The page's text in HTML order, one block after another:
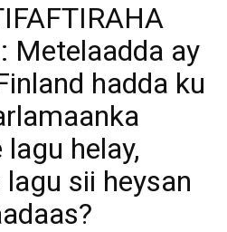
Metelaadda ay
hadda ku
helay,
sii heysan